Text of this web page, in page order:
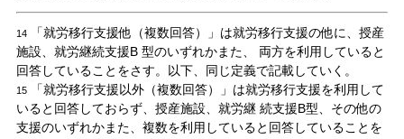
14「就労移行支援他（複数回答）」は就労移行支援の他に、授産
施設、就労継続支援B 型のいずれかまた、 両方を利用していると
回答していることをさす。以下、同じ定義で記載していく。
15「就労移行支援以外（複数回答）」は就労移行支援を利用して
いると回答しておらず、授産施設、就労継 続支援B型、その他の
支援のいずれかまた、複数を利用していると回答していることを